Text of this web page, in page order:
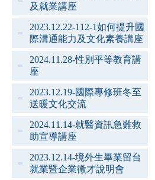
及就業講座
2023.12.22-112-1如何提升國
際溝通能力及文化素養講座
2024.11.28-性別平等教育講
座
2023.12.19-國際專修班冬至
送暖文化交流
2024.11.14-就醫資訊急難救
助宣導講座
2023.12.14-境外生畢業留台
就業暨企業徵才說明會